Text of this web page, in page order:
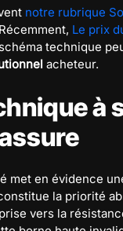
notre rubrique
Le prix
technique
acheteur.
à
met en évidence
la priorité
vers la